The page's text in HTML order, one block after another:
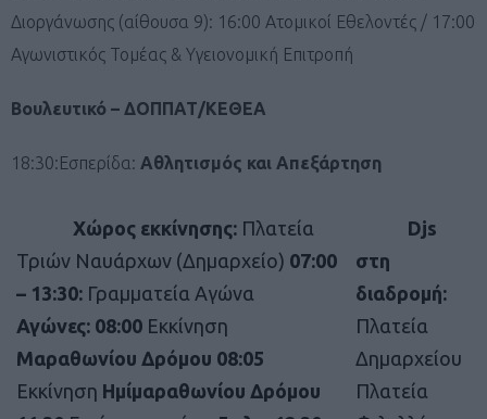
Διοργάνωσης (αίθουσα 9): 16:00 Ατομικοί Εθελοντές / 17:00
Αγωνιστικός Τομέας & Υγειονομική Επιτροπή
Βουλευτικό – ΔΟΠΠΑΤ/ΚΕΘΕΑ
18:30:Εσπερίδα: Αθλητισμός και Απεξάρτηση
Χώρος εκκίνησης: Πλατεία
Τριών Ναυάρχων (Δημαρχείο) 07:00
– 13:30: Γραμματεία Αγώνα
Αγώνες: 08:00 Εκκίνηση
Μαραθωνίου Δρόμου 08:05
Εκκίνηση Ημίμαραθωνίου Δρόμου
Djs
στη
διαδρομή:
Πλατεία
Δημαρχείου
Πλατεία